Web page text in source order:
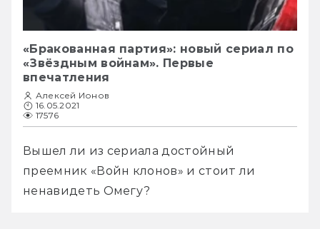
«Бракованная партия»: новый сериал по
«Звёздным войнам». Первые
впечатления
Алексей Ионов
16.05.2021
17576
Вышел ли из сериала достойный
преемник «Войн клонов» и стоит ли
ненавидеть Омегу?